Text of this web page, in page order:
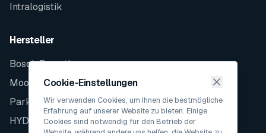
Intralogistik
Hersteller
Bosch Rexroth
Moog
Parker
HYDAC
Cookie-Einstellungen
Wir verwenden Cookies, um Ihnen die bestmögliche
Erfahrung auf unserer Website zu bieten. Einige
Cookies sind notwendig für den Betrieb der